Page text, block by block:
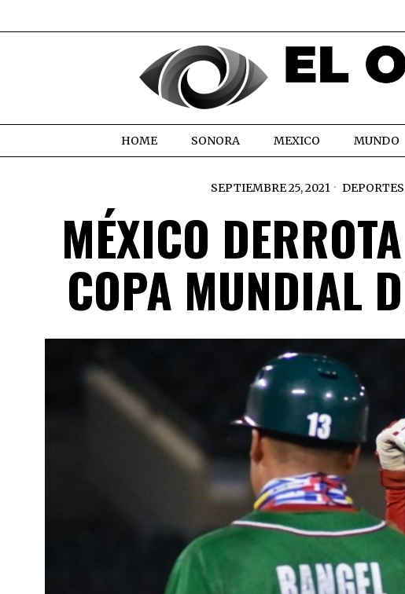
HOME SONORA MEXICO MUNDO
SEPTIEMBRE 25, 2021 DEPORTES
MÉXICO
COPA MUNDIAL